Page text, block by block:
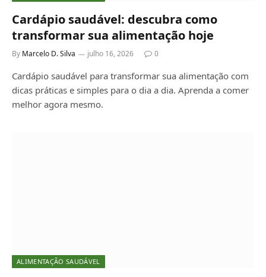
Cardápio saudável: descubra como
transformar sua alimentação hoje
By Marcelo D. Silva julho 16, 2026 0
Cardápio saudável para transformar sua alimentação com
dicas práticas e simples para o dia a dia. Aprenda a comer
melhor agora mesmo.
ALIMENTAÇÃO SAUDÁVEL